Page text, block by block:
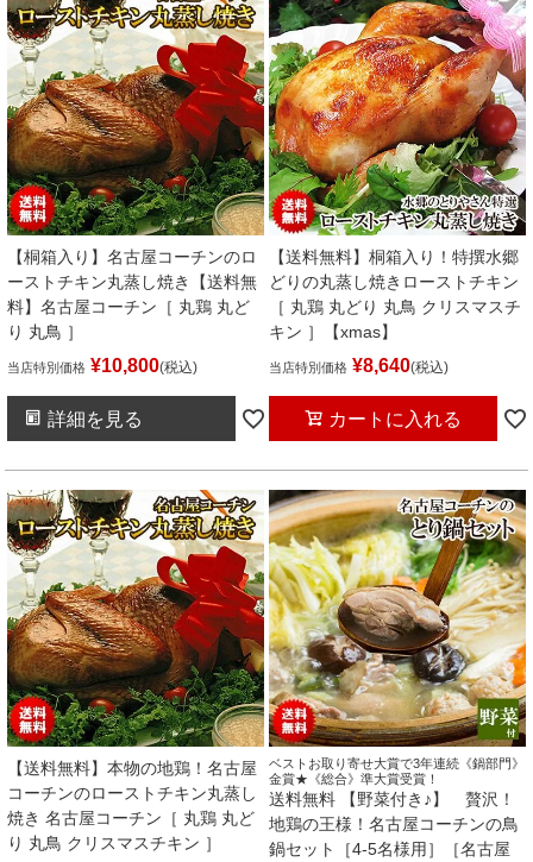
【桐箱入り】名古屋コーチンのロ
ーストチキン丸蒸し焼き【送料無
料】名古屋コーチン［ 丸鶏 丸ど
り 丸鳥 ］
当店特別価格 ¥10,800 税込
詳細を見る
【送料無料】桐箱入り！特撰水郷
どりの丸蒸し焼きローストチキン
［ 丸鶏 丸どり 丸鳥 クリスマスチ
キン ］【xmas】
当店特別価格 ¥8,640 税込
カートに入れる
【送料無料】本物の地鶏！名古屋
コーチンのローストチキン丸蒸し
焼き 名古屋コーチン［ 丸鶏 丸ど
り 丸鳥 クリスマスチキン ］
ベストお取り寄せ大賞で3年連続《鍋部門》
金賞★《総合》準大賞受賞！
送料無料 【野菜付き♪】 贅沢！
地鶏の王様！名古屋コーチンの鳥
鍋セット［4-5名様用］［名古屋